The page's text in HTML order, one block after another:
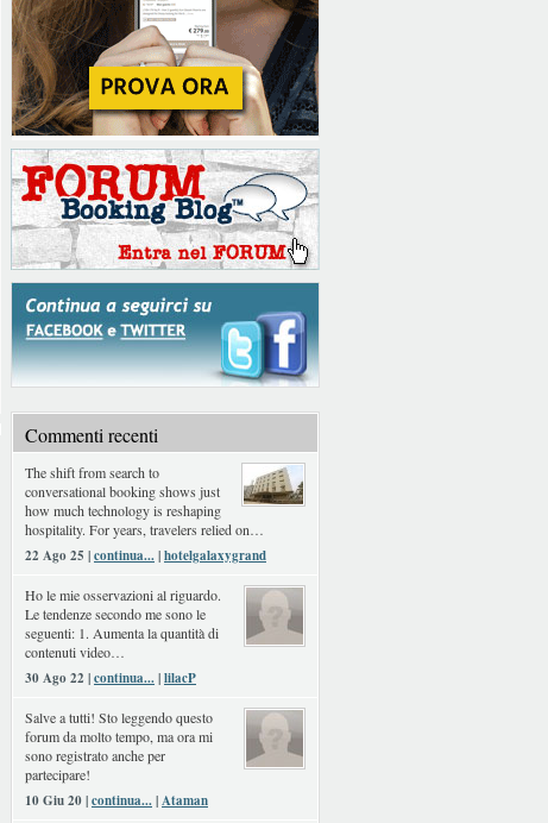
Commenti recenti
The shift from search to
conversational booking shows just
how much technology is reshaping
hospitality. For years, travelers relied on…
22 Ago 25 |continua...|hotelgalaxygrand
Ho le mie osservazioni al riguardo.
Le tendenze secondo me sono le
seguenti: 1. Aumenta la quantità di
contenuti video…
30 Ago 22 |continua...|lilacP
Salve a tutti! Sto leggendo questo
forum da molto tempo, ma ora mi
sono registrato anche per
partecipare!
10 Giu 20 |continua...|Ataman